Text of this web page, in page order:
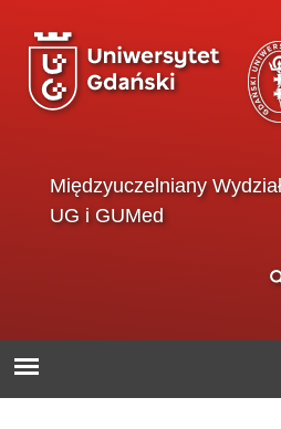
Międzyuczelniany
UG i GUMed